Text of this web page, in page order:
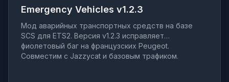
Emergency Vehicles v1.2.3
Мод аварийных транспортных средств на базе
SCS для ETS2. Версия v1.2.3 исправляет
фиолетовый баг на французских Peugeot.
Совместим с Jazzycat и базовым трафиком.